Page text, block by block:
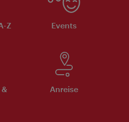
Z Events
Anreise